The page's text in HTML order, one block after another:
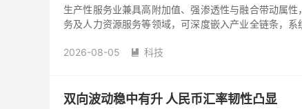
生产性服务业兼具高附加值、强渗透性与融合带动属
务及人力资源服务等领域，可深度嵌入产业全链条，
2026-08-05
 科技
双向波动稳中有升 人民币汇率韧性凸显